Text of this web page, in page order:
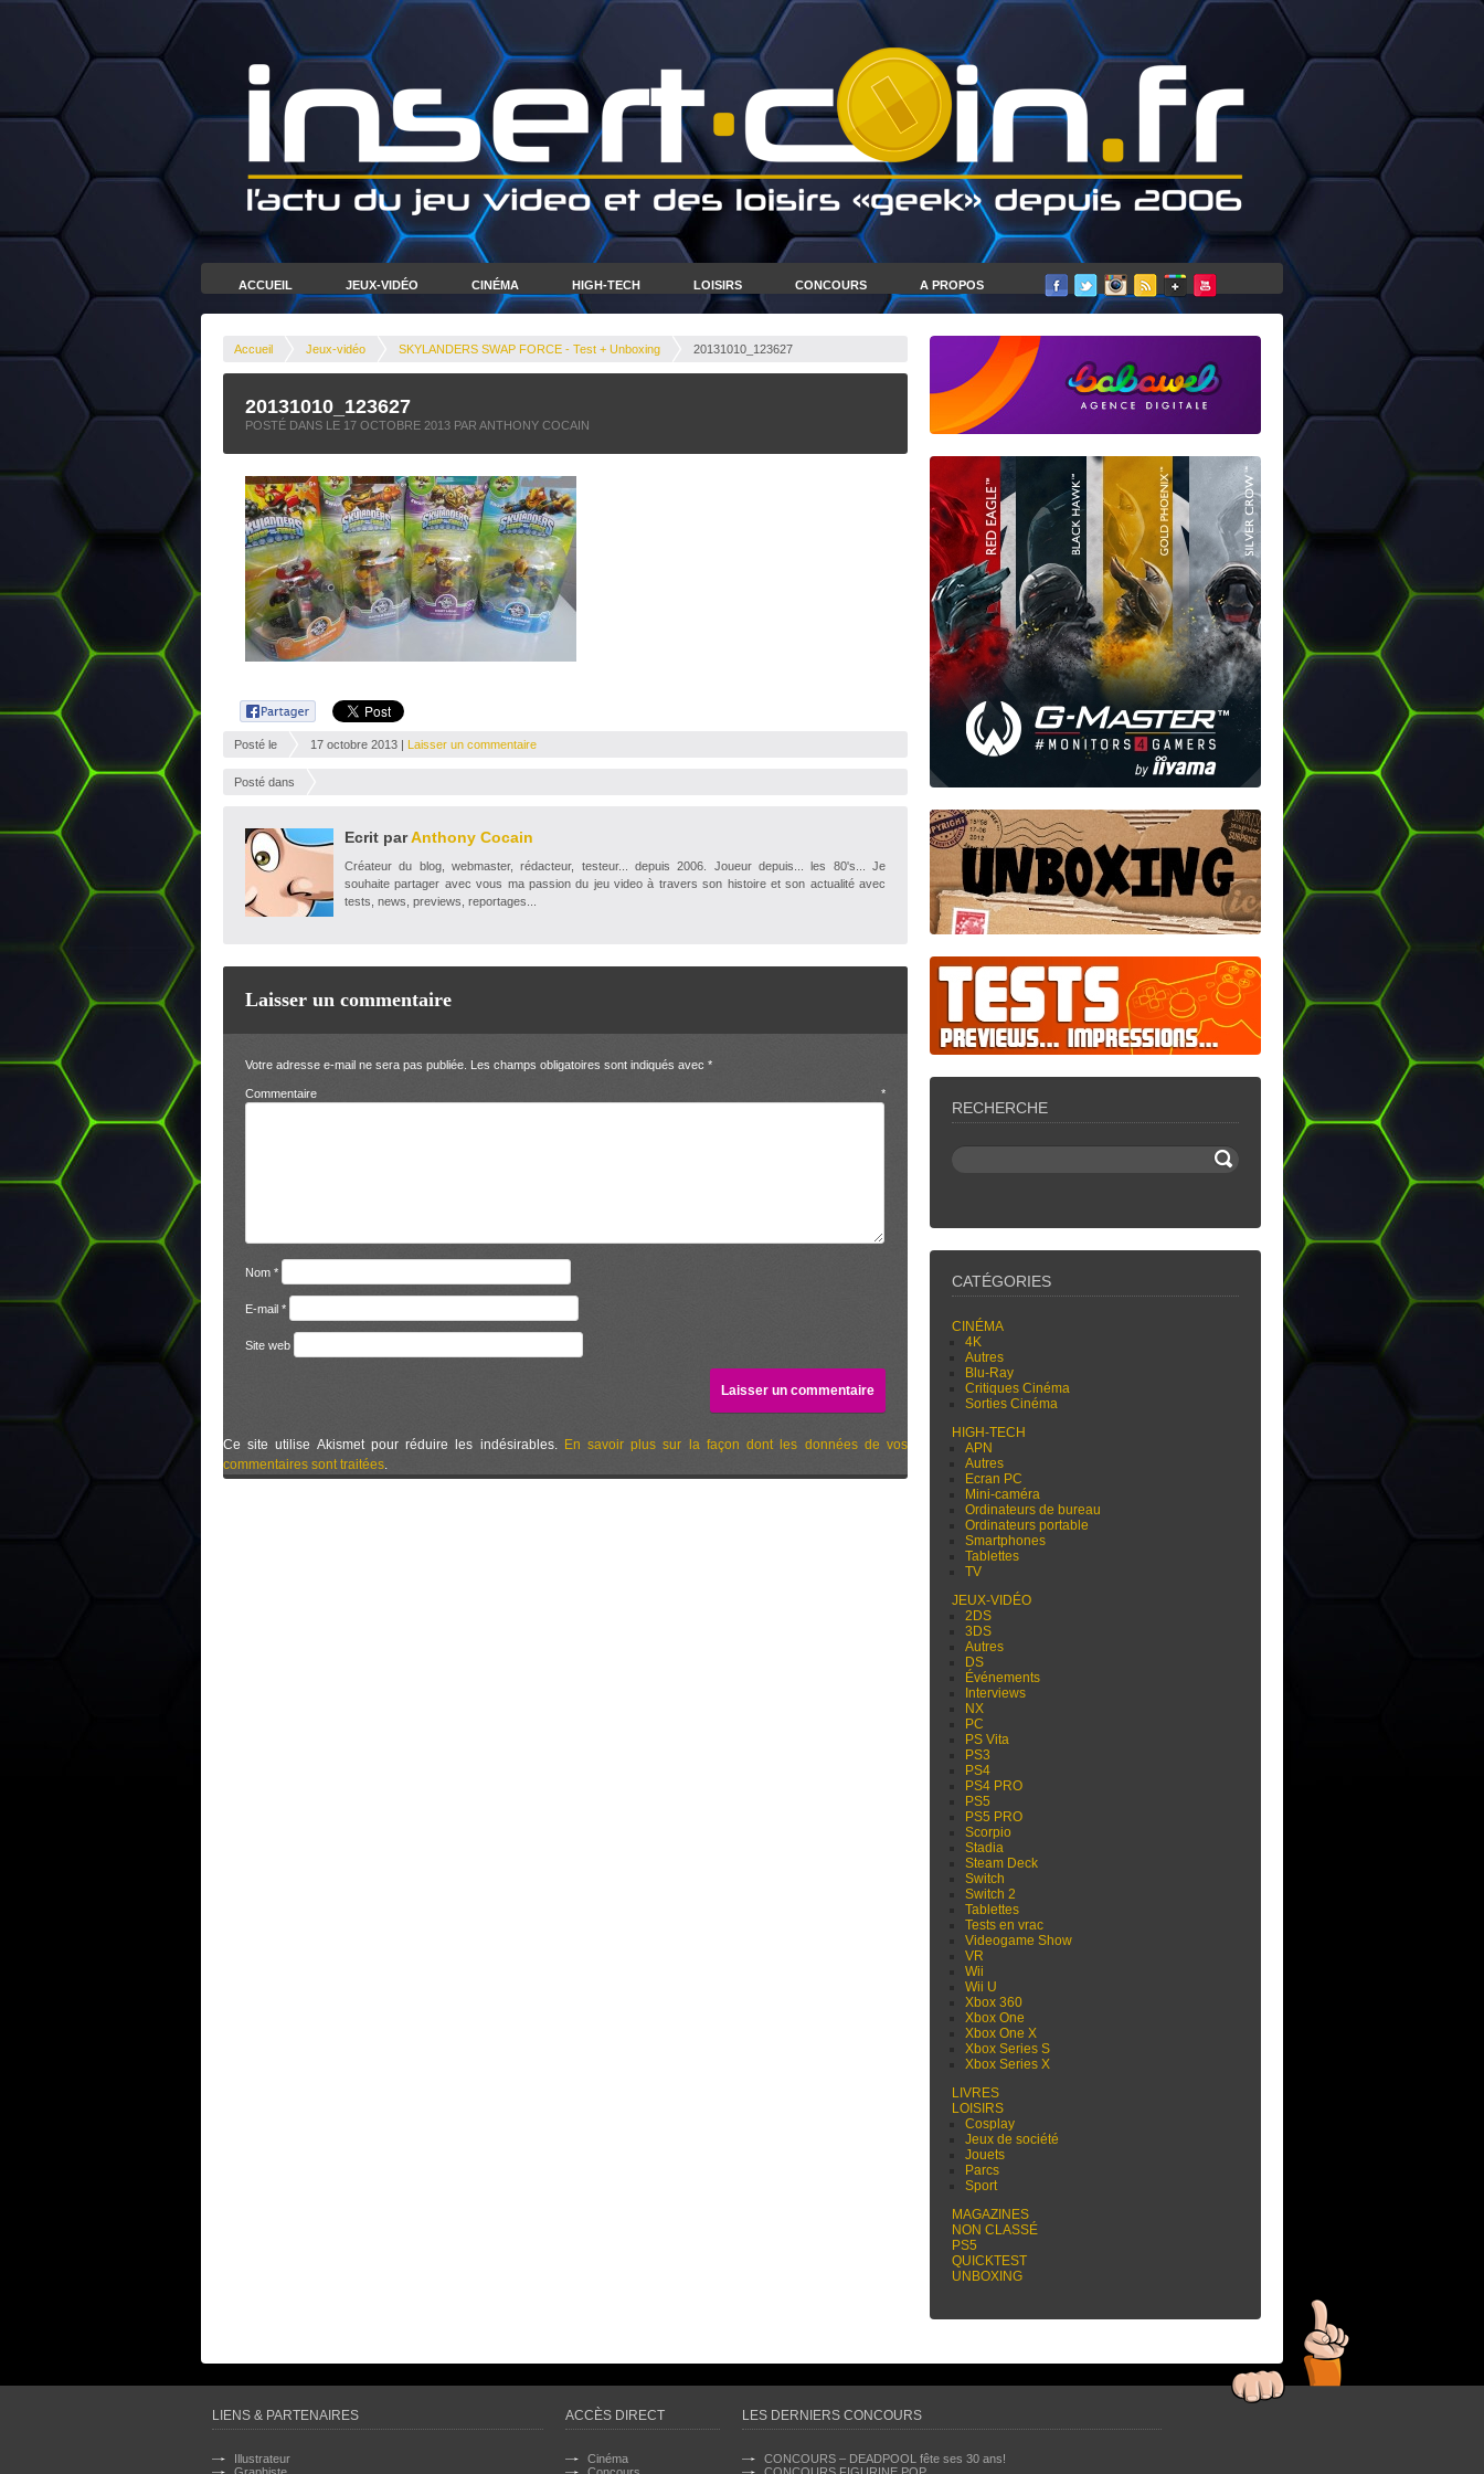
ACCUEIL JEUX-VIDÉO CINÉMA HIGH-TECH LOISIRS CONCOURS A PROPOS
Accueil Jeux-vidéo SKYLANDERS SWAP FORCE - Test + Unboxing 20131010_123627
20131010_123627
POSTÉ DANS LE 17 OCTOBRE 2013 PAR ANTHONY COCAIN
Posté le 17 octobre 2013 | Laisser un commentaire
Posté dans
Ecrit parAnthony Cocain
Créateur du blog, webmaster, rédacteur, testeur... depuis 2006. Joueur depuis... les 80's... Je
souhaite partager avec vous ma passion du jeu video à travers son histoire et son actualité avec
tests, news, previews, reportages...
Laisser un commentaire
Votre adresse e-mail ne sera pas publiée. Les champs obligatoires sont indiqués avec *
Commentaire *
Nom *
E-mail *
Site web
Ce site utilise Akismet pour réduire les indésirables. En savoir plus sur la façon dont les données de vos
commentaires sont traitées.
RECHERCHE
CATÉGORIES
CINÉMA
4K
Autres
Blu-Ray
Critiques Cinéma
Sorties Cinéma
HIGH-TECH
APN
Autres
Ecran PC
Mini-caméra
Ordinateurs de bureau
Ordinateurs portable
Smartphones
Tablettes
TV
JEUX-VIDÉO
2DS
3DS
Autres
DS
Événements
Interviews
NX
PC
PS Vita
PS3
PS4
PS4 PRO
PS5
PS5 PRO
Scorpio
Stadia
Steam Deck
Switch
Switch 2
Tablettes
Tests en vrac
Videogame Show
VR
Wii
Wii U
Xbox 360
Xbox One
Xbox One X
Xbox Series S
Xbox Series X
LIVRES
LOISIRS
Cosplay
Jeux de société
Jouets
Parcs
Sport
MAGAZINES
NON CLASSÉ
PS5
QUICKTEST
UNBOXING
LIENS & PARTENAIRES
Illustrateur
ACCÈS DIRECT
Cinéma
LES DERNIERS CONCOURS
CONCOURS – DEADPOOL fête ses 30 ans!